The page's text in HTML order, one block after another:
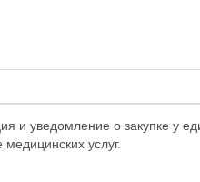
и уведомление о закупке у
услуг.